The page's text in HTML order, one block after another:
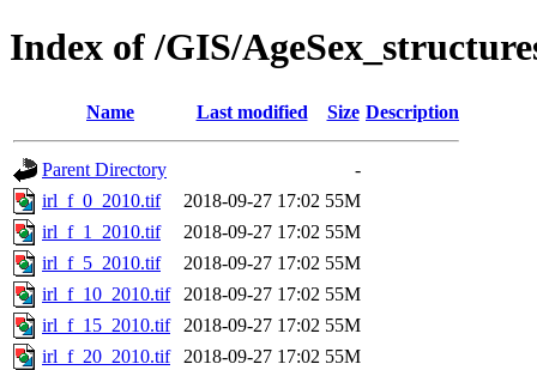
Index of /GIS/
Name Last modified Size Description
Parent Directory
-
irl_f_0_2010.tif
2018-09-27 17:02 55M
irl_f_1_2010.tif
2018-09-27 17:02 55M
irl_f_5_2010.tif
2018-09-27 17:02 55M
irl_f_10_2010.tif
2018-09-27 17:02 55M
irl_f_15_2010.tif
2018-09-27 17:02 55M
irl_f_20_2010.tif
2018-09-27 17:02 55M